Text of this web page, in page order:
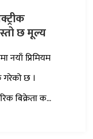
छ मूल्य
नयाँ प्रिमियम
गरेको छ ।
बिक्रेता क...